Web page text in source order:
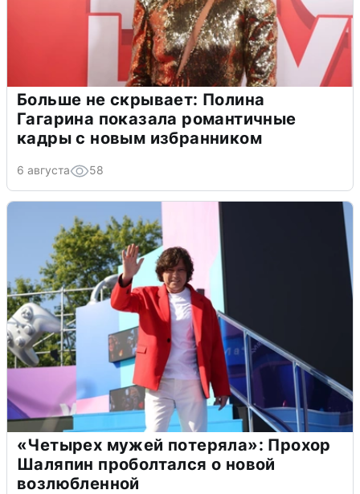
Больше не скрывает: Полина
Гагарина показала романтичные
кадры с новым избранником
6 августа 58
«Четырех мужей потеряла»: Прохор
Шаляпин проболтался о новой
возлюбленной